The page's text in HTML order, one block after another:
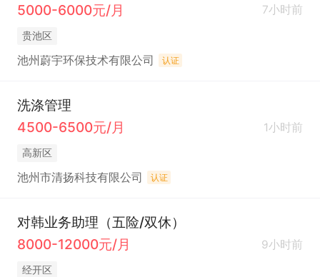
5000-6000元/月
7小时前
贵池区
池州蔚宇环保技术有限公司 认证
洗涤管理
4500-6500元/月
1小时前
高新区
池州市清扬科技有限公司 认证
对韩业务助理（五险/双休）
8000-12000元/月
9小时前
经开区